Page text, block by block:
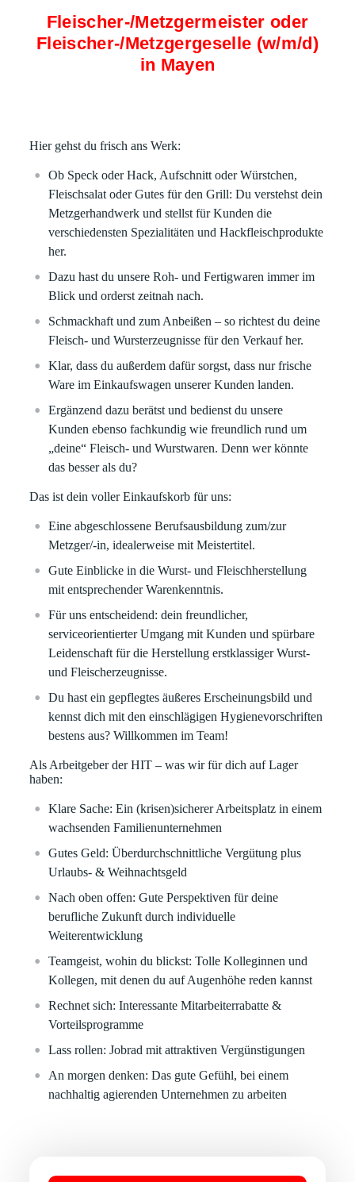
Fleischer-/Metzgermeister oder
Fleischer-/Metzgergeselle (w/m/d)
in Mayen
Hier gehst du frisch ans Werk:
Ob Speck oder Hack, Aufschnitt oder Würstchen,
Fleischsalat oder Gutes für den Grill: Du verstehst dein
Metzgerhandwerk und stellst für Kunden die
verschiedensten Spezialitäten und Hackfleischprodukte
her.
Dazu hast du unsere Roh- und Fertigwaren immer im
Blick und orderst zeitnah nach.
Schmackhaft und zum Anbeißen – so richtest du deine
Fleisch- und Wursterzeugnisse für den Verkauf her.
Klar, dass du außerdem dafür sorgst, dass nur frische
Ware im Einkaufswagen unserer Kunden landen.
Ergänzend dazu berätst und bedienst du unsere
Kunden ebenso fachkundig wie freundlich rund um
„deine“ Fleisch- und Wurstwaren. Denn wer könnte
das besser als du?
Das ist dein voller Einkaufskorb für uns:
Eine abgeschlossene Berufsausbildung zum/zur
Metzger/-in, idealerweise mit Meistertitel.
Gute Einblicke in die Wurst- und Fleischherstellung
mit entsprechender Warenkenntnis.
Für uns entscheidend: dein freundlicher,
serviceorientierter Umgang mit Kunden und spürbare
Leidenschaft für die Herstellung erstklassiger Wurst-
und Fleischerzeugnisse.
Du hast ein gepflegtes äußeres Erscheinungsbild und
kennst dich mit den einschlägigen Hygienevorschriften
bestens aus? Willkommen im Team!
Als Arbeitgeber der HIT – was wir für dich auf Lager
haben:
Klare Sache:Ein (krisen)sicherer Arbeitsplatz in einem
wachsenden Familienunternehmen
Gutes Geld:Überdurchschnittliche Vergütung plus
Urlaubs- & Weihnachtsgeld
Nach oben offen:Gute Perspektiven für deine
berufliche Zukunft durch individuelle
Weiterentwicklung
Teamgeist, wohin du blickst:Tolle Kolleginnen und
Kollegen, mit denen du auf Augenhöhe reden kannst
Rechnet sich:Interessante Mitarbeiterrabatte &
Vorteilsprogramme
Lass rollen:Jobrad mit attraktiven Vergünstigungen
An morgen denken:Das gute Gefühl, bei einem
nachhaltig agierenden Unternehmen zu arbeiten